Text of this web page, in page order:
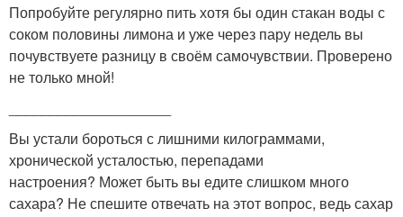
Попробуйте регулярно пить хотя бы один стакан воды с
соком половины лимона и уже через пару недель вы
почувствуете разницу в своём самочувствии. Проверено
не только мной!
Вы устали бороться с лишними килограммами,
хронической усталостью, перепадами
настроения? Может быть вы едите слишком много
сахара? Не спешите отвечать на этот вопрос, ведь сахар